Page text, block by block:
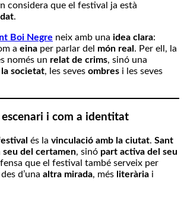
considera que el festival ja està
.
Boi Negre neix amb una idea clara:
a eina per parlar del món real . Per ell, la
només un relat de crims, sinó una
societat, les seves ombres i les seves
i com a identitat
és la vinculació amb la ciutat. Sant
seu del certamen, sinó part activa del seu
que el festival també serveix per
des d’una altra mirada, més literària i